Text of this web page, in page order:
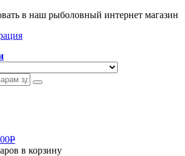
в наш рыболовный интернет магазин
Р
в корзину